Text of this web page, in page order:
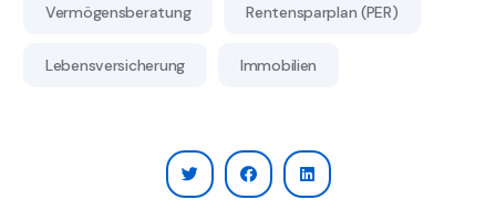
Vermögensberatung Rentensparplan (PER)
Lebensversicherung Immobilien